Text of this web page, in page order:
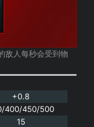
敌人每秒会受到物
+0.8
400/450/500
15